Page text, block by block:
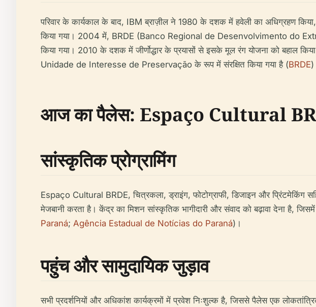
परिवार के कार्यकाल के बाद, IBM ब्राज़ील ने 1980 के दशक में हवेली का अधिग्रहण
किया गया। 2004 में, BRDE (Banco Regional de Desenvolvimento do
किया गया। 2010 के दशक में जीर्णोद्धार के प्रयासों से इसके मूल रंग योजना को बहाल
Unidade de Interesse de Preservação के रूप में संरक्षित किया गया है (BRDE
आज का पैलेस: Espaço Cultural
सांस्कृतिक प्रोग्रामिंग
Espaço Cultural BRDE, चित्रकला, ड्राइंग, फोटोग्राफी, डिजाइन और प्रिंटमेकिंग
मेजबानी करता है। केंद्र का मिशन सांस्कृतिक भागीदारी और संवाद को बढ़ावा देना है,
Paraná; Agência Estadual de Notícias do Paraná)।
पहुंच और सामुदायिक जुड़ाव
सभी प्रदर्शनियों और अधिकांश कार्यक्रमों में प्रवेश निःशुल्क है, जिससे पैलेस एक